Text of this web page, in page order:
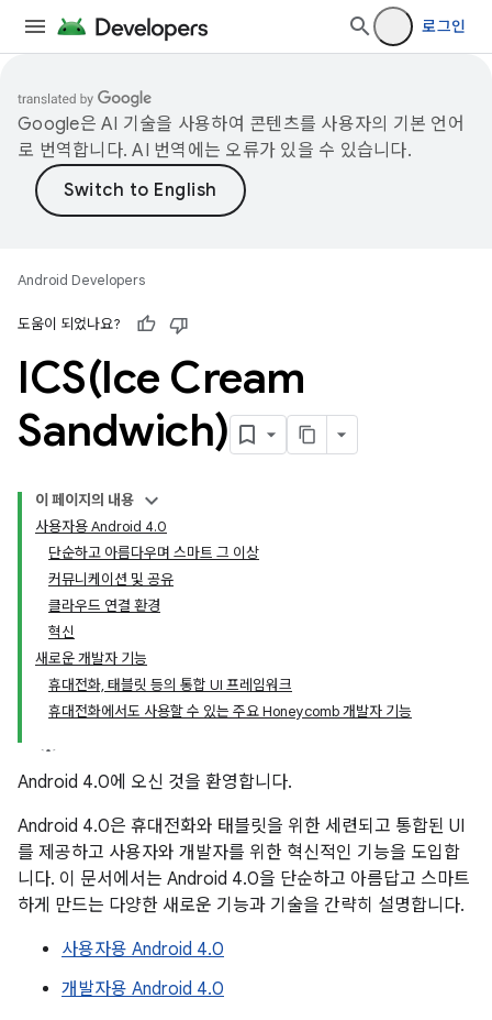
로그인
Google은 AI 기술을 사용하여 콘텐츠를 사용자의 기본 언어
로 번역합니다. AI 번역에는 오류가 있을 수 있습니다.
Android Developers
도움이 되었나요?
ICS(Ice Cream
Sandwich)
이 페이지의 내용
사용자용 Android 4.0
단순하고 아름다우며 스마트 그 이상
커뮤니케이션 및 공유
클라우드 연결 환경
혁신
새로운 개발자 기능
휴대전화, 태블릿 등의 통합 UI 프레임워크
휴대전화에서도 사용할 수 있는 주요 Honeycomb 개발자 기능
Android 4.0에 오신 것을 환영합니다.
Android 4.0은 휴대전화와 태블릿을 위한 세련되고 통합된 UI
를 제공하고 사용자와 개발자를 위한 혁신적인 기능을 도입합
니다. 이 문서에서는 Android 4.0을 단순하고 아름답고 스마트
하게 만드는 다양한 새로운 기능과 기술을 간략히 설명합니다.
사용자용 Android 4.0
개발자용 Android 4.0